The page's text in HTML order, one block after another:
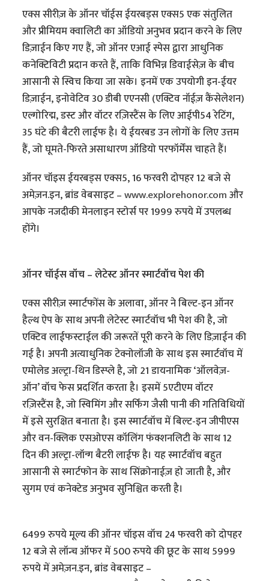
एक्स सीरीज़ के ऑनर चॉईस ईयरबड्स एक्स5 एक संतुलित
और प्रीमियम क्वालिटी का ऑडियो अनुभव प्रदान करने के लिए
डिज़ाईन किए गए हैं, जो ऑनर एआई स्पेस द्वारा आधुनिक
कनेक्टिविटी प्रदान करते हैं, ताकि विभिन्न डिवाईसेज़ के बीच
आसानी से स्विच किया जा सके। इनमें एक उपयोगी इन-ईयर
डिज़ाईन, इनोवेटिव 30 डीबी एएनसी (एक्टिव नॉईज़ कैंसेलेशन)
एल्गोरिद्म, डस्ट और वॉटर रज़िस्टैंस के लिए आईपी54 रेटिंग,
35 घंटे की बैटरी लाईफ है। ये ईयरबड उन लोगों के लिए उत्तम
हैं, जो घूमते-फिरते असाधारण ऑडियो परफॉर्मेंस चाहते हैं।
ऑनर चॉइस ईयरबड्स एक्स5, 16 फरवरी दोपहर 12 बजे से
अमेज़न.इन, ब्रांड वेबसाइट –www.explorehonor.comऔर
आपके नजदीकी मेनलाइन स्टोर्स पर 1999 रुपये में उपलब्ध
होंगे।
ऑनर चॉईस वॉच – लेटेस्ट ऑनर स्मार्टवॉच पेश की
एक्स सीरीज़ स्मार्टफोंस के अलावा, ऑनर ने बिल्ट-इन ऑनर
हैल्थ ऐप के साथ अपनी लेटेस्ट स्मार्टवॉच भी पेश की है, जो
एक्टिव लाईफस्टाईल की जरूरतें पूरी करने के लिए डिज़ाईन की
गई है। अपनी अत्याधुनिक टेक्नोलॉजी के साथ इस स्मार्टवॉच में
एमोलेड अल्ट्रा-थिन डिस्प्ले है, जो 21 डायनामिक ‘ऑलवेज़-
ऑन’ वॉच फेस प्रदर्शित करता है। इसमें 5एटीएम वॉटर
रज़िस्टैंस है, जो स्विमिंग और सर्फिंग जैसी पानी की गतिविधियों
में इसे सुरक्षित बनाता है। इस स्मार्टवॉच में बिल्ट-इन जीपीएस
और वन-क्लिक एसओएस कॉलिंग फंक्शनलिटी के साथ 12
दिन की अल्ट्रा-लॉन्ग बैटरी लाईफ है। यह स्मार्टवॉच बहुत
आसानी से स्मार्टफोन के साथ सिंक्रोनाईज़ हो जाती है, और
सुगम एवं कनेक्टेड अनुभव सुनिश्चित करती है।
6499 रुपये मूल्य की ऑनर चॉइस वॉच 24 फरवरी को दोपहर
12 बजे से लॉन्च ऑफर में 500 रुपये की छूट के साथ 5999
रुपये में अमेज़न.इन, ब्रांड वेबसाइट –